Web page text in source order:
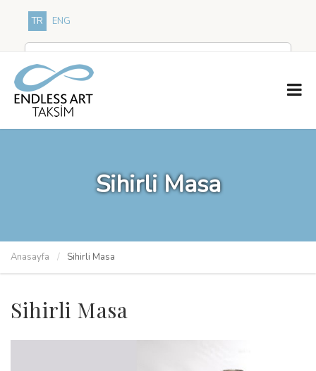
TR ENG
Sihirli Masa
Anasayfa Sihirli Masa
Sihirli Masa